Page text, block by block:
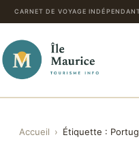
CARNET DE VOYAGE
Accueil › Étiquette :